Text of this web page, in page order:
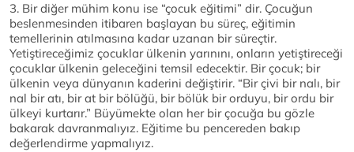
3. Bir diğer mühim konu ise “çocuk eğitimi” dir. Çocuğun
beslenmesinden itibaren başlayan bu süreç, eğitimin
temellerinin atılmasına kadar uzanan bir süreçtir.
Yetiştireceğimiz çocuklar ülkenin yarınını, onların yetiştireceği
çocuklar ülkenin geleceğini temsil edecektir. Bir çocuk; bir
ülkenin veya dünyanın kaderini değiştirir. “Bir çivi bir nalı, bir
nal bir atı, bir at bir bölüğü, bir bölük bir orduyu, bir ordu bir
ülkeyi kurtarır.” Büyümekte olan her bir çocuğa bu gözle
bakarak davranmalıyız. Eğitime bu pencereden bakıp
değerlendirme yapmalıyız.